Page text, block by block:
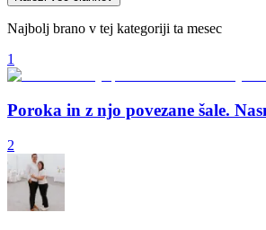
Najbolj brano v tej kategoriji ta mesec
1
Poroka in z njo povezane šale.
2